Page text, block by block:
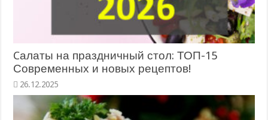
Cалаты на праздничный стол: ТОП-15
Современных и новых рецептов!